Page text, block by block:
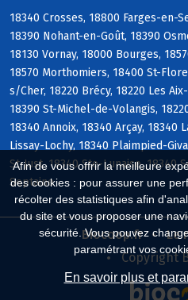
Afin de vous offrir la meilleure
des cookies : pour assurer une
récolter des statistiques afin
du site et vous proposer une
sécurité. Vous pouvez
paramétrant vos
En savoir plus et
18340 Crosses, 18800 Farges-en-
18390 Nohant-en-Goût, 18390
18130 Vornay, 18000 Bourges,
18570 Morthomiers, 18400 St-
s/Cher, 18220 Brécy, 18220 Les
18390 St-Michel-de-Volangis,
18340 Annoix, 18340 Arçay, 18340
Lissay-Lochy, 18340 Plaimpied-
St-Just, 18340 Ste-Lunaise, 18340
Septaine
Biocoop.fr
Le
Copyright